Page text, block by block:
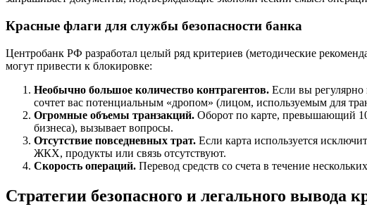
Красные флаги для службы безопасности банка
Центробанк РФ разработал целый ряд критериев (методические
могут привести к блокировке:
Необычно большое количество контрагентов. Если вы регулярно
сочтет вас потенциальным «дропом» (лицом, используемым для
Огромные объемы транзакций. Оборот по карте, превышающий
бизнеса), вызывает вопросы.
Отсутствие повседневных трат. Если карта используется
ЖКХ, продукты или связь отсутствуют.
Скорость операций. Перевод средств со счета в течение
Стратегии безопасного и легального вывода